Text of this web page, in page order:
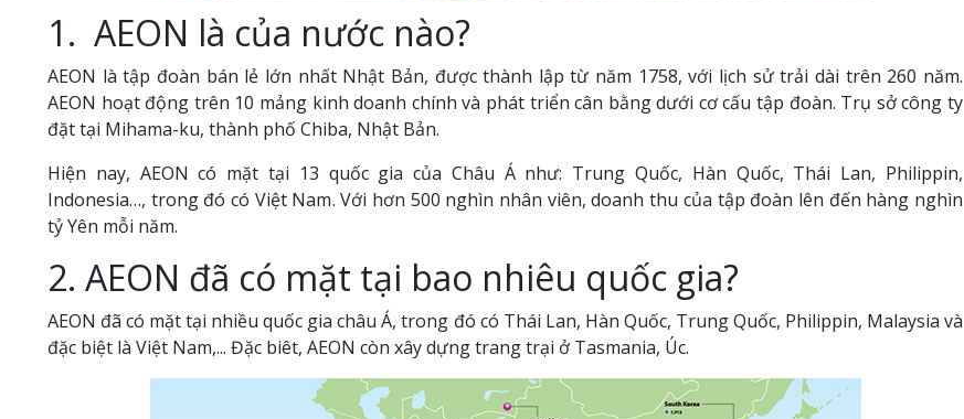
1. AEON là của nước nào?
AEON là tập đoàn bán lẻ lớn nhất Nhật Bản, được thành lập từ năm 1758, với lịch sử trải dài trên 260 năm.
AEON hoạt động trên 10 mảng kinh doanh chính và phát triển cân bằng dưới cơ cấu tập đoàn. Trụ sở công ty
đặt tại Mihama-ku, thành phố Chiba, Nhật Bản.
Hiện nay, AEON có mặt tại 13 quốc gia của Châu Á như: Trung Quốc, Hàn Quốc, Thái Lan, Philippin,
Indonesia…, trong đó có Việt Nam. Với hơn 500 nghìn nhân viên, doanh thu của tập đoàn lên đến hàng nghìn
tỷ Yên mỗi năm.
2. AEON đã có mặt tại bao nhiêu quốc gia?
AEON đã có mặt tại nhiều quốc gia châu Á, trong đó có Thái Lan, Hàn Quốc, Trung Quốc, Philippin, Malaysia và
đặc biệt là Việt Nam,... Đặc biêt, AEON còn xây dựng trang trại ở Tasmania, Úc.